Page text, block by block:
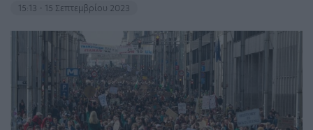
15:13 - 15 Σεπτεμβρίου 2023